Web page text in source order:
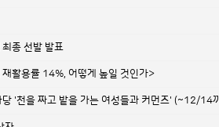
종 선발 발표
활용률 14%, 어떻게 높일 것인가>
'천을 짜고 밭을 가는 여성들과 커먼즈' (~12/14